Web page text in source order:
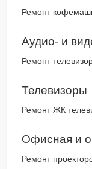
Ремонт
Аудио- и
Ремонт
Телевизоры
Ремонт ЖК
Офисная и
Ремонт